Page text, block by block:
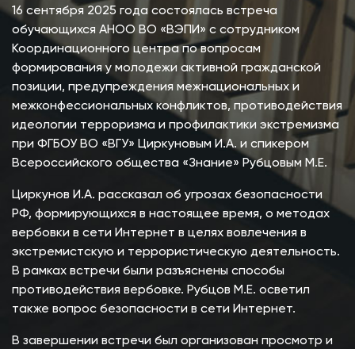
16 сентября 2025 года состоялась встреча
обучающихся АНОО ВО «ВЭПИ» с сотрудником
Координационного центра по вопросам
формирования у молодежи активной гражданской
позиции, предупреждения межнациональных и
межконфессиональных конфликтов, противодействия
идеологии терроризма и профилактики экстремизма
при ФГБОУ ВО «ВГУ» Циркуновым И.А. и спикером
Всероссийского общества «Знание» Рубцовым М.Е.
Циркунов И.А. рассказал об угрозах безопасности
РФ, формирующихся в настоящее время, о методах
вербовки в сети Интернет в целях вовлечения в
экстремистскую и террористическую деятельность.
В рамках встречи были разъяснены способы
противодействия вербовке. Рубцов М.Е. осветил
также вопрос безопасности в сети Интернет.
В завершении встречи был организован просмотр и